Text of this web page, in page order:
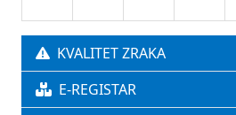
KVALITET ZRAKA
E-REGISTAR